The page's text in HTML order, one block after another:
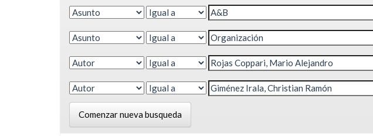
Comenzar nueva busqueda